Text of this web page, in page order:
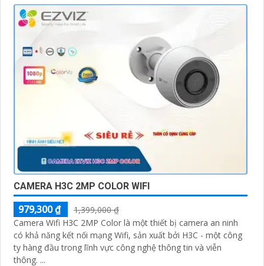
CAMERA H3C 2MP COLOR WIFI
979,300 ₫
1,399,000 ₫
Camera Wifi H3C 2MP Color là một thiết bị camera an ninh
có khả năng kết nối mạng Wifi, sản xuất bởi H3C - một công
ty hàng đầu trong lĩnh vực công nghệ thông tin và viễn
thông. ...